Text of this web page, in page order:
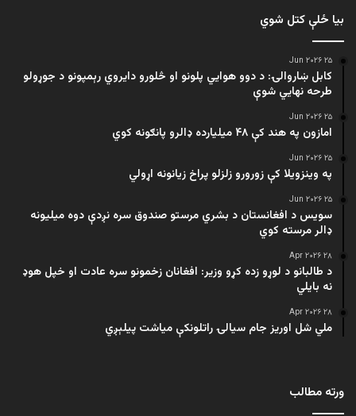
بیا ځلې کتل شوي
۲۵ Jun ۲۰۲۶
کابل ښاروالۍ: د دوو هوايي پلونو او څلورو دایروي رېمپونو د جوړولو
طرحه نهایي شوې
۲۵ Jun ۲۰۲۶
امازون په هند کې ۴۸ میلیارده ډالرو پانګونه کوي
۲۵ Jun ۲۰۲۶
په وینزویلا کې زورورو زلزلو پراخ زیانونه اړولي
۲۵ Jun ۲۰۲۶
سویس د افغانستان د بشري مرستو صندوق سره نږدې دوه میلیونه
ډالر مرسته کوي
۲۸ Apr ۲۰۲۶
د طالبانو د لوړو زده کړو وزیر: افغانان زخمونو سره عادت او خپل هوډ
نه بایلي
۲۸ Apr ۲۰۲۶
ملي شل اوریز جام سیالۍ راتلونکې میاشت پیلېږي
ورته مطالب